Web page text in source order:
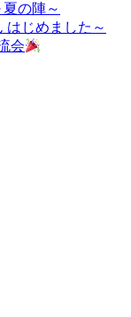
の陣～
はじめました～
会